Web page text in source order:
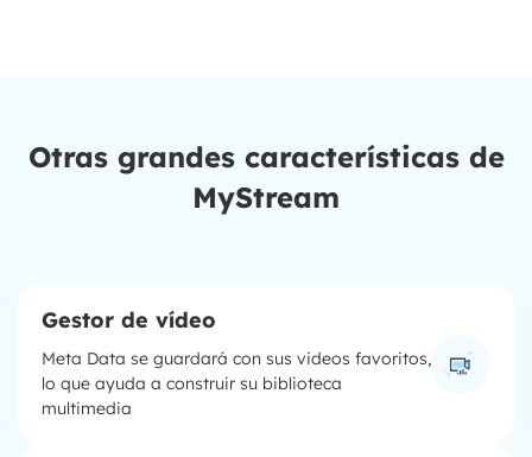
Otras grandes características de
MyStream
Gestor de vídeo
Meta Data se guardará con sus videos favoritos,
lo que ayuda a construir su biblioteca
multimedia